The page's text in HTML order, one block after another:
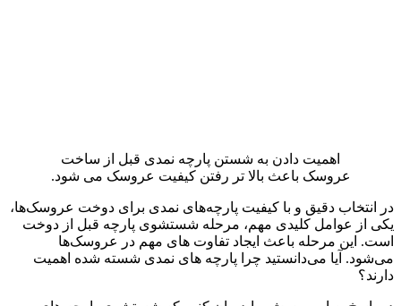
اهمیت دادن به شستن پارچه نمدی قبل از ساخت
عروسک باعث بالا تر رفتن کیفیت عروسک می شود.
در انتخاب دقیق و با کیفیت پارچه‌های نمدی برای دوخت عروسک‌ها،
یکی از عوامل کلیدی مهم، مرحله شستشوی پارچه قبل از دوخت
است. این مرحله باعث ایجاد تفاوت‌ های مهم در عروسک‌ها
می‌شود. آیا می‌دانستید چرا پارچه‌ های نمدی شسته‌ شده اهمیت
دارند؟